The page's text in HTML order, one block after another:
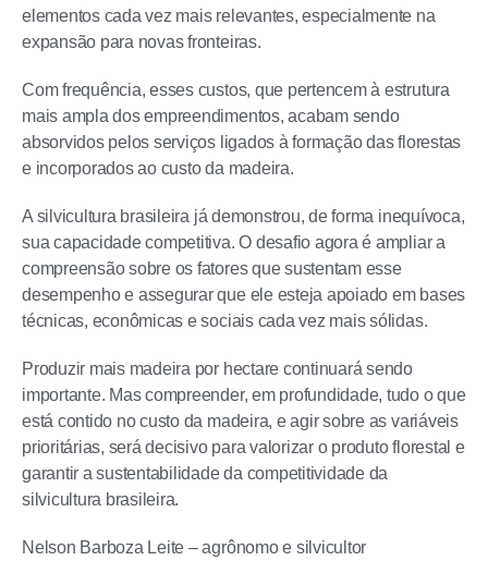
elementos cada vez mais relevantes, especialmente na
expansão para novas fronteiras.
Com frequência, esses custos, que pertencem à estrutura
mais ampla dos empreendimentos, acabam sendo
absorvidos pelos serviços ligados à formação das florestas
e incorporados ao custo da madeira.
A silvicultura brasileira já demonstrou, de forma inequívoca,
sua capacidade competitiva. O desafio agora é ampliar a
compreensão sobre os fatores que sustentam esse
desempenho e assegurar que ele esteja apoiado em bases
técnicas, econômicas e sociais cada vez mais sólidas.
Produzir mais madeira por hectare continuará sendo
importante. Mas compreender, em profundidade, tudo o que
está contido no custo da madeira, e agir sobre as variáveis
prioritárias, será decisivo para valorizar o produto florestal e
garantir a sustentabilidade da competitividade da
silvicultura brasileira.
Nelson Barboza Leite – agrônomo e silvicultor